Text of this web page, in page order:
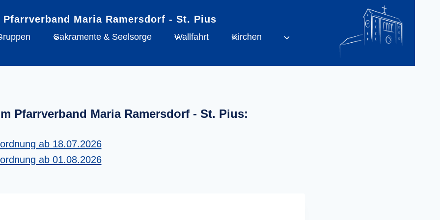
Sakramente & Seelsorge Wallfahrt Kirchen
Pfarrverband Maria Ramersdorf - St. Pius:
ab 18.07.2026
ab 01.08.2026